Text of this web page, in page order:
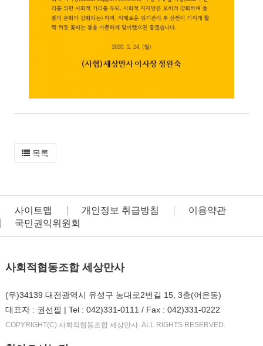
목록
사이트맵 개인정보 취급방침
이용약관
국민권익위원회
사회적협동조합 세상만사
(우)34139 대전광역시 유성구 농대로2번길 15, 3층(어은동)
대표자 : 권선필 | Tel : 042)331-0111 / Fax : 042)331-0222
COPYRIGHT(C) 사회적협동조합 세상만사. ALL RIGHTS RESERVED.